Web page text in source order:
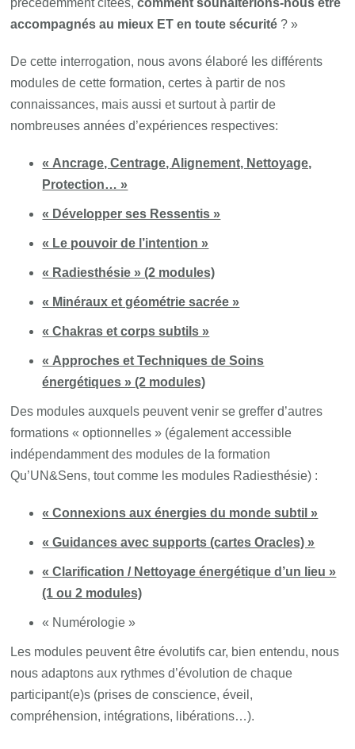
précédemment citées,comment souhaiterions-nous être
accompagnés au mieux ET en toute sécurité ? »
De cette interrogation, nous avons élaboré les différents
modules de cette formation, certes à partir de nos
connaissances, mais aussi et surtout à partir de
nombreuses années d’expériences respectives:
« Ancrage, Centrage, Alignement, Nettoyage,
Protection… »
« Développer ses Ressentis »
« Le pouvoir de l’intention »
« Radiesthésie » (2 modules)
« Minéraux et géométrie sacrée »
« Chakras et corps subtils »
« Approches et Techniques de Soins
énergétiques » (2 modules)
Des modules auxquels peuvent venir se greffer d’autres
formations « optionnelles » (également accessible
indépendamment des modules de la formation
Qu’UN&Sens, tout comme les modules Radiesthésie) :
« Connexions aux énergies du monde subtil »
« Guidances avec supports (cartes Oracles) »
« Clarification / Nettoyage énergétique d’un lieu »
(1 ou 2 modules)
« Numérologie »
Les modules peuvent être évolutifs car, bien entendu, nous
nous adaptons aux rythmes d’évolution de chaque
participant(e)s (prises de conscience, éveil,
compréhension, intégrations, libérations…).